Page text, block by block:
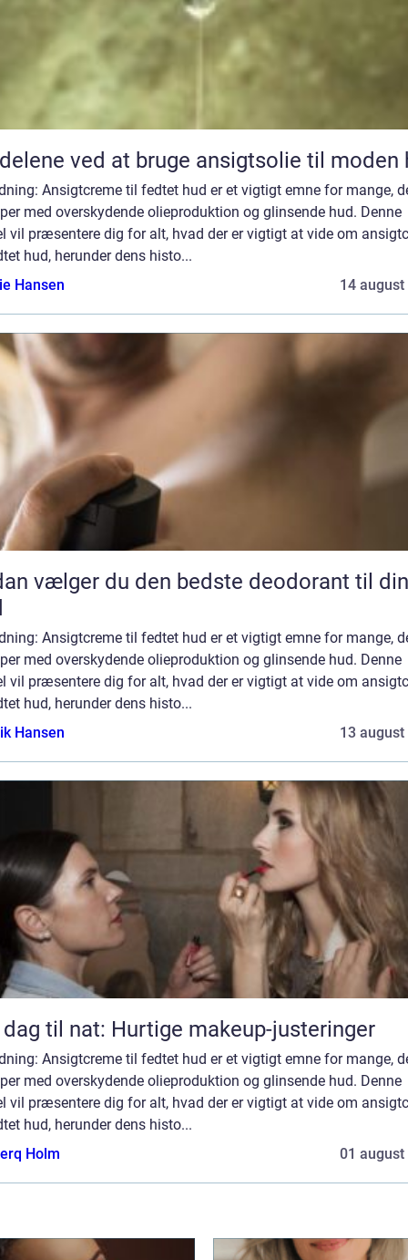
ved at bruge ansigtsolie til moden
Ansigtcreme til fedtet hud er et vigtigt emne for mange,
med overskydende olieproduktion og glinsende hud. Denne
vil præsentere dig for alt, hvad der er vigtigt at vide om
hud, herunder dens histo...
Hansen
14 august
vælger du den bedste deodorant til din
Ansigtcreme til fedtet hud er et vigtigt emne for mange,
med overskydende olieproduktion og glinsende hud. Denne
vil præsentere dig for alt, hvad der er vigtigt at vide om
hud, herunder dens histo...
Hansen
13 august
dag til nat: Hurtige makeup-justeringer
Ansigtcreme til fedtet hud er et vigtigt emne for mange,
med overskydende olieproduktion og glinsende hud. Denne
vil præsentere dig for alt, hvad der er vigtigt at vide om
hud, herunder dens histo...
Holm
01 august